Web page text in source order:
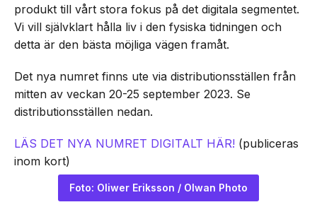
produkt till vårt stora fokus på det digitala segmentet.
Vi vill självklart hålla liv i den fysiska tidningen och
detta är den bästa möjliga vägen framåt.
Det nya numret finns ute via distributionsställen från
mitten av veckan 20-25 september 2023. Se
distributionsställen nedan.
LÄS DET NYA NUMRET DIGITALT HÄR! (publiceras
inom kort)
Foto: Oliwer Eriksson / Olwan Photo